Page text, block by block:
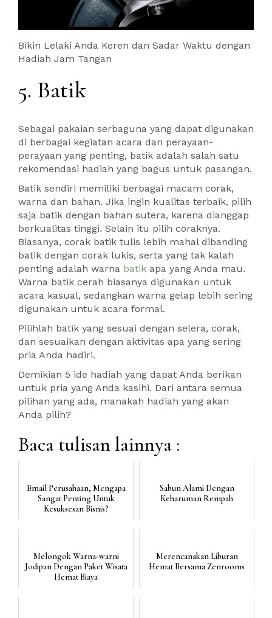
Bikin Lelaki Anda Keren dan Sadar Waktu dengan
Hadiah Jam Tangan
5. Batik
Sebagai pakaian serbaguna yang dapat digunakan
di berbagai kegiatan acara dan perayaan-
perayaan yang penting, batik adalah salah satu
rekomendasi hadiah yang bagus untuk pasangan.
Batik sendiri memiliki berbagai macam corak,
warna dan bahan. Jika ingin kualitas terbaik, pilih
saja batik dengan bahan sutera, karena dianggap
berkualitas tinggi. Selain itu pilih coraknya.
Biasanya, corak batik tulis lebih mahal dibanding
batik dengan corak lukis, serta yang tak kalah
penting adalah warna batik apa yang Anda mau.
Warna batik cerah biasanya digunakan untuk
acara kasual, sedangkan warna gelap lebih sering
digunakan untuk acara formal.
Pilihlah batik yang sesuai dengan selera, corak,
dan sesuaikan dengan aktivitas apa yang sering
pria Anda hadiri.
Demikian 5 ide hadiah yang dapat Anda berikan
untuk pria yang Anda kasihi. Dari antara semua
pilihan yang ada, manakah hadiah yang akan
Anda pilih?
Baca tulisan lainnya :
Email Perusahaan, Mengapa
Sangat Penting Untuk
Kesuksesan Bisnis?
Sabun Alami Dengan
Keharuman Rempah
Melongok Warna-warni
Jodipan Dengan Paket Wisata
Hemat Biaya
Merencanakan Liburan
Hemat Bersama Zenrooms